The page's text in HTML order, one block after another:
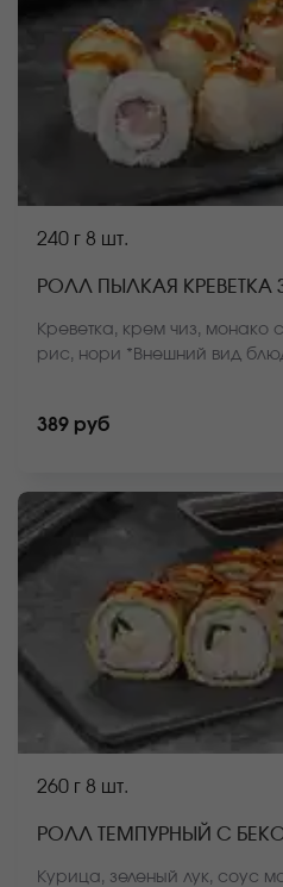
240 г 8 шт.
РОЛЛ ПЫЛКАЯ КРЕВЕТКА
Креветка, крем чиз, монако
рис, нори *Внешний вид
389 руб
260 г 8 шт.
РОЛЛ ТЕМПУРНЫЙ С
Курица, зеленый лук, соус